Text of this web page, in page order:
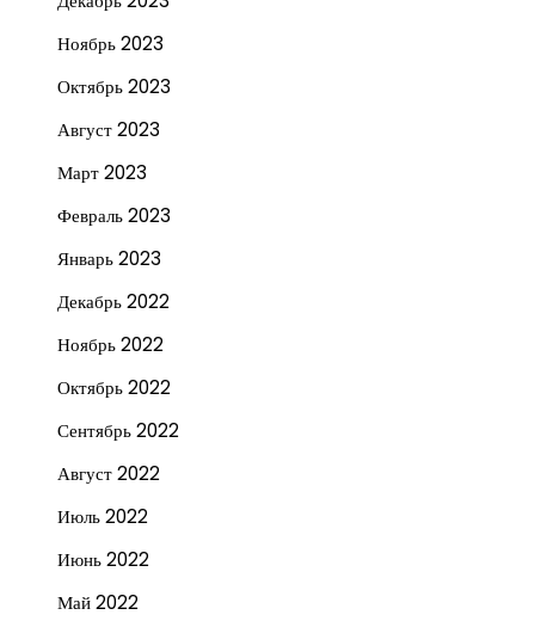
Ноябрь 2023
Октябрь 2023
Август 2023
Март 2023
Февраль 2023
Январь 2023
Декабрь 2022
Ноябрь 2022
Октябрь 2022
Сентябрь 2022
Август 2022
Июль 2022
Июнь 2022
Май 2022